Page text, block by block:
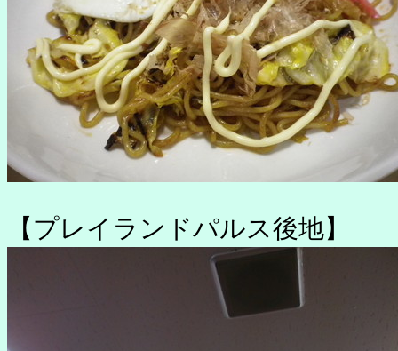
【プレイランドパルス後地】